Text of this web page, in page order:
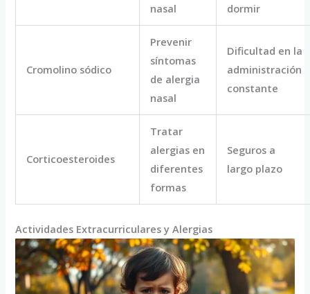
nasal
dormir
Cromolino sódico
Prevenir
síntomas
de alergia
nasal
Dificultad en la
administración
constante
Corticoesteroides
Tratar
alergias en
diferentes
formas
Seguros a
largo plazo
Actividades Extracurriculares y Alergias